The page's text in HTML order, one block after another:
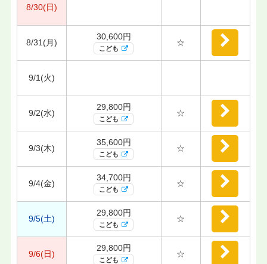
8/30(日)
8/31(月)
30,600円
こども
☆
9/1(火)
9/2(水)
29,800円
こども
☆
9/3(木)
35,600円
こども
☆
9/4(金)
34,700円
こども
☆
9/5(土)
29,800円
こども
☆
9/6(日)
29,800円
こども
☆